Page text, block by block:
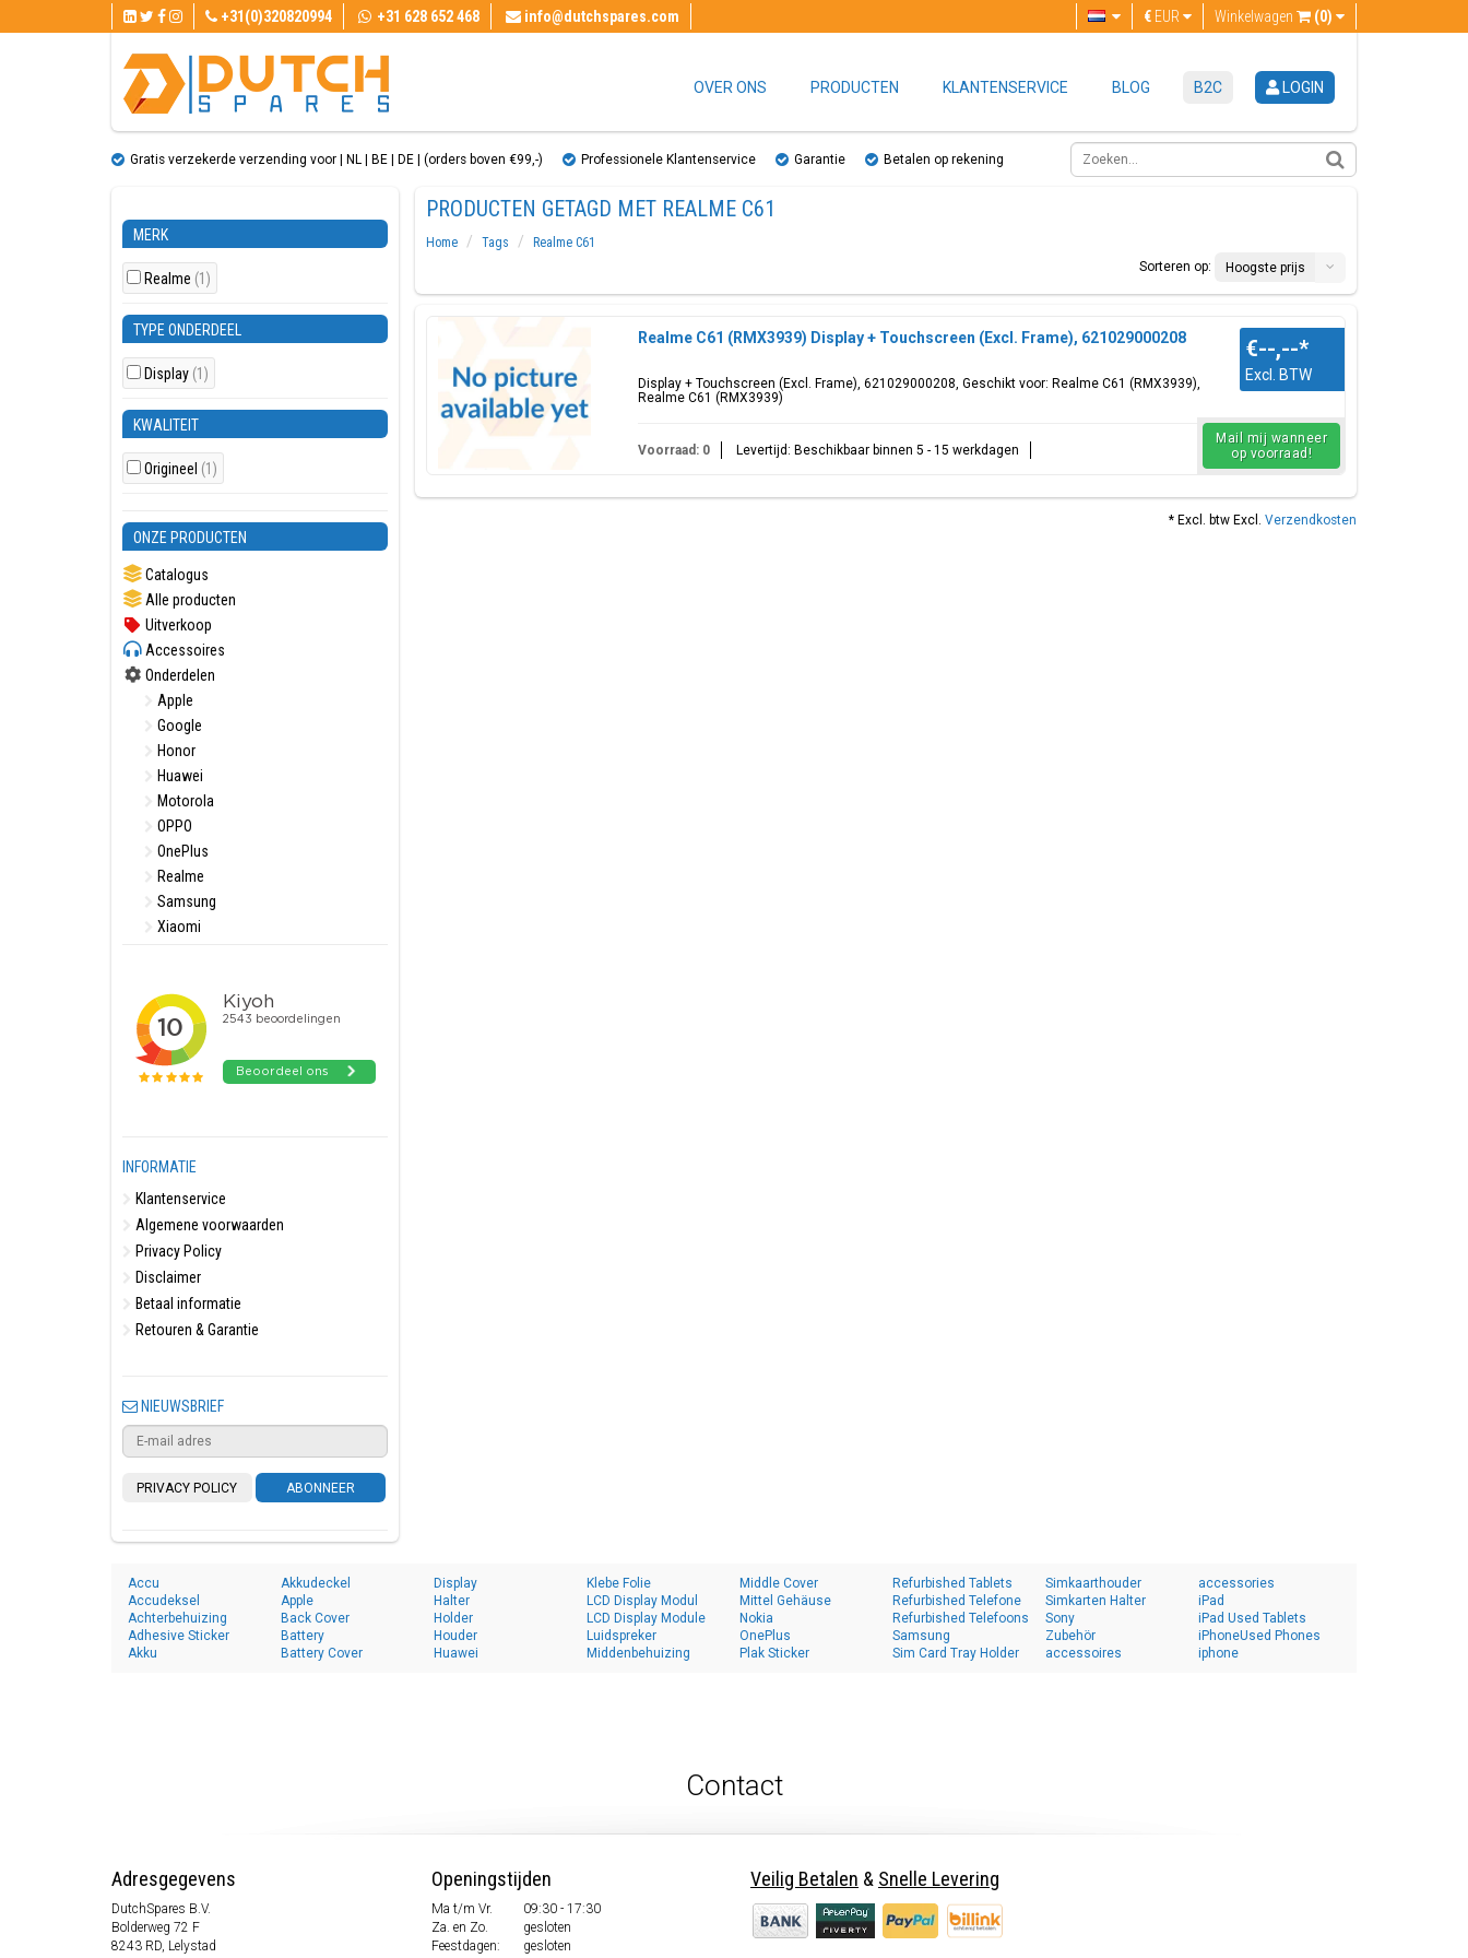
+31(0)320820994 +31 628 652 468 info@dutchspares.com Winkelwagen (0)
€ EUR
OVER ONS PRODUCTEN KLANTENSERVICE BLOG B2C LOGIN
Gratis verzekerde verzending voor | NL | BE | DE | (orders boven €99,-) Professionele Klantenservice Garantie Betalen op rekening
MERK
Realme (1)
TYPE ONDERDEEL
Display (1)
KWALITEIT
Origineel (1)
ONZE PRODUCTEN
Catalogus
Alle producten
Uitverkoop
Accessoires
Onderdelen
Apple
Google
Honor
Huawei
Motorola
OPPO
OnePlus
Realme
Samsung
Xiaomi
INFORMATIE
Klantenservice
Algemene voorwaarden
Privacy Policy
Disclaimer
Betaal informatie
Retouren & Garantie
NIEUWSBRIEF
PRIVACY POLICY ABONNEER
PRODUCTEN GETAGD MET REALME C61
Home Tags
Realme C61
Sorteren op:
Hoogste prijs
Realme C61 (RMX3939) Display + Touchscreen (Excl. Frame), 621029000208
Display + Touchscreen (Excl. Frame), 621029000208, Geschikt voor: Realme C61 (RMX3939),
Realme C61 (RMX3939)
€--,--*
Excl. BTW
Voorraad: 0 Levertijd: Beschikbaar binnen 5 - 15 werkdagen
Mail mij wanneer
op voorraad!
* Excl. btw Excl. Verzendkosten
Accu
Accudeksel
Achterbehuizing
Adhesive Sticker
Akku
Akkudeckel
Apple
Back Cover
Battery
Battery Cover
Display
Halter
Holder
Houder
Huawei
Klebe Folie
LCD Display Modul
LCD Display Module
Luidspreker
Middenbehuizing
Middle Cover
Mittel Gehäuse
Nokia
OnePlus
Plak Sticker
Refurbished Tablets
Refurbished Telefone
Refurbished Telefoons
Samsung
Sim Card Tray Holder
Simkaarthouder
Simkarten Halter
Sony
Zubehör
accessoires
accessories
iPad
iPad Used Tablets
iPhoneUsed Phones
iphone
Contact
Adresgegevens
DutchSpares B.V.
Bolderweg 72 F
8243 RD, Lelystad
Openingstijden
Ma t/m Vr.
09:30 - 17:30
Za. en Zo.
gesloten
Feestdagen:
gesloten
Veilig Betalen & Snelle Levering